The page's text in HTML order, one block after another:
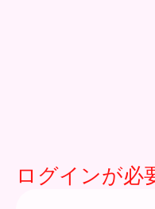
ログインが必